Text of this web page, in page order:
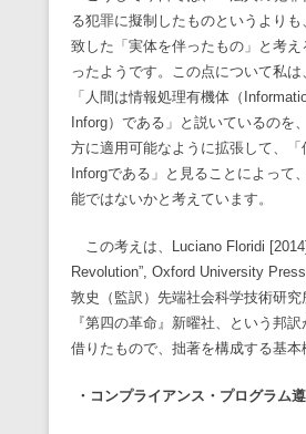
る犯罪に擬制したものというより
致した「実体を伴ったもの」と考え
ったようです。この点について私
「人間は情報処理有機体（
Inforg）である」と説いているのを
方に適用可能なように拡張して、「
Inforgである」と見ることによって
能ではないかと考えています。
この考えは、Luciano Floridi
Revolution”, Oxford University
敦史（監訳）先端社会科学技術研究
『第四の革命』新曜社、という邦
借りたもので、拙著を構成する基本
・コンプライアンス・プログラム